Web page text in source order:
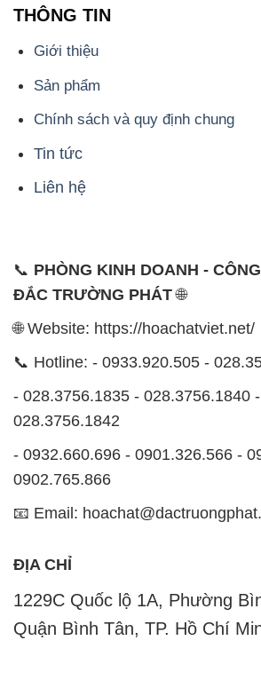
THÔNG TIN
Giới thiệu
Sản phẩm
Chính sách và quy định chung
Tin tức
Liên hệ
📞 PHÒNG KINH DOANH -
ĐẮC TRƯỜNG PHÁT🌐
🌐 Website: https://hoachatviet.net/
📞 Hotline: - 0933.920.505 -
- 028.3756.1835 - 028.3756.1840
028.3756.1842
- 0932.660.696 - 0901.326.566 -
0902.765.866
📧 Email:
ĐỊA CHỈ
1229C Quốc lộ 1A, Phường
Quận Bình Tân, TP. Hồ Chí